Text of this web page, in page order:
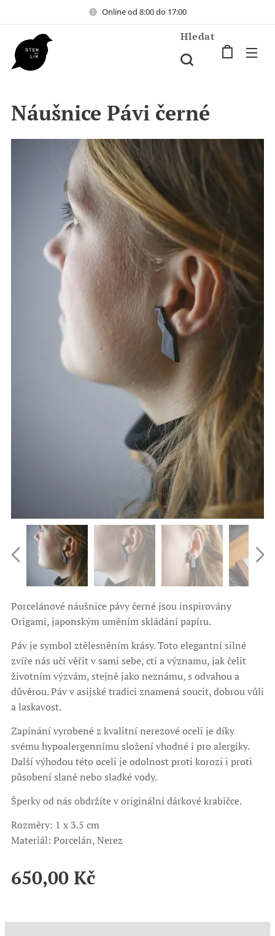
Online od 8:00 do 17:00
Hledat
Náušnice Pávi černé
Porcelánové náušnice pávy černé jsou inspirovány
Origami, japonským uměním skládání papíru.
Páv je symbol ztělesněním krásy. Toto elegantní silné
zvíře nás učí věřit v sami sebe, cti a významu, jak čelit
životním výzvám, stejně jako neznámu, s odvahou a
důvěrou. Páv v asijské tradici znamená soucit, dobrou vůli
a laskavost.
Zapínání vyrobené z kvalitní nerezové oceli je díky
svému hypoalergennímu složení vhodné i pro alergiky.
Další výhodou této oceli je odolnost proti korozi i proti
působení slané nebo sladké vody.
Šperky od nás obdržíte v originální dárkové krabičce.
Rozměry: 1 x 3.5 cm
Materiál: Porcelán, Nerez
650,00 Kč